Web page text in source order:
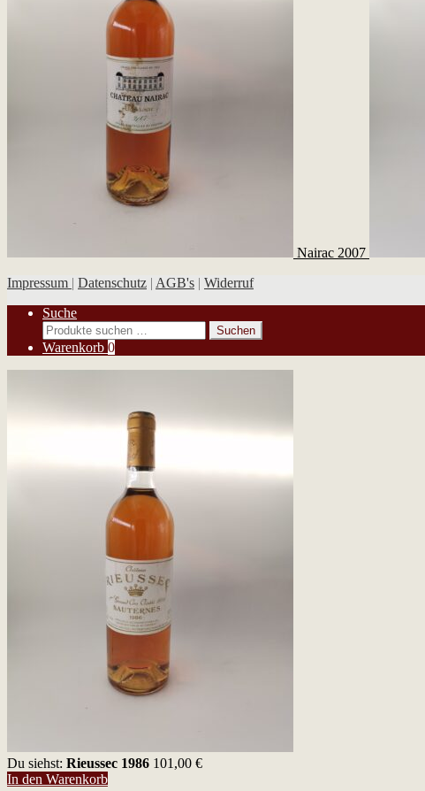
Nairac 2007
Impressum | Datenschutz | AGB's | Widerruf
Suche
Suchen
nach:
Suchen
Warenkorb 0
Du siehst: Rieussec 1986 101,00 €
In den Warenkorb